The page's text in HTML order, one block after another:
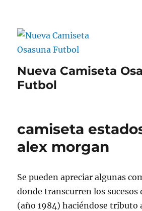
Nueva Camiseta
Futbol
camiseta
alex morgan
Se pueden apreciar algunas
donde transcurren los sucesos
(año 1984) haciéndose tributo